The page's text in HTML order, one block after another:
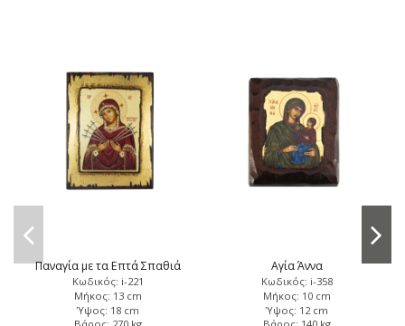
Παναγία με τα Επτά Σπαθιά
Κωδικός: i-221
Μήκος: 13 cm
Ύψος: 18 cm
Αγία Άννα
Κωδικός: i-358
Μήκος: 10 cm
Ύψος: 12 cm